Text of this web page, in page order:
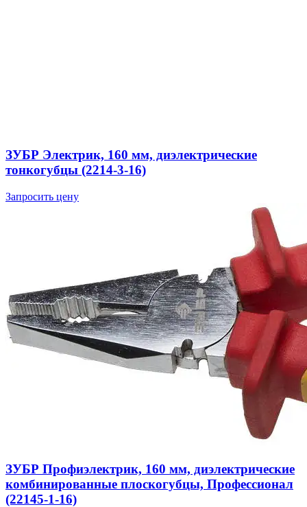
ЗУБР Электрик, 160 мм, диэлектрические
тонкогубцы (2214-3-16)
Запросить цену
ЗУБР Профиэлектрик, 160 мм, диэлектрические
комбинированные плоскогубцы, Профессионал
(22145-1-16)